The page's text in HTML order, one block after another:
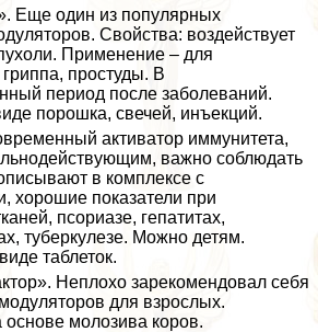
Еще один из популярных
Свойства: воздействует
Применение – для
простуды. В
период после заболеваний.
порошка, свечей, инъекций.
активатор иммунитета,
важно соблюдать
в комплексе с
хорошие показатели при
псориазе, гепатитах,
туберкулезе. Можно детям.
таблеток.
Неплохо зарекомендовал себя
для взрослых.
основе молозива коров.